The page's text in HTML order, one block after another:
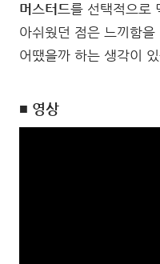
머스터드를 선택적으로
아쉬웠던 점은 느끼함
어땠을까 하는 생각이
■ 영상